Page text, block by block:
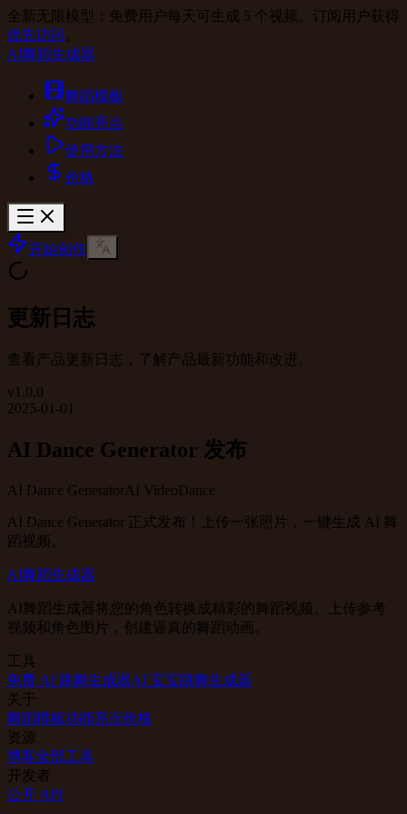
全新无限模型：免费用户每天可生成 5 个视频。订阅用户获得
优先访问
AI舞蹈生成器
舞蹈模板
功能亮点
使用方法
价格
开始创作
更新日志
查看产品更新日志，了解产品最新功能和改进。
v 1.0.0
2025-01-01
AI Dance Generator 发布
AI Dance GeneratorAI VideoDance
AI Dance Generator 正式发布！上传一张照片，一键生成 AI 舞
蹈视频。
AI舞蹈生成器
AI舞蹈生成器将您的角色转换成精彩的舞蹈视频。上传参考
视频和角色图片，创建逼真的舞蹈动画。
工具
免费 AI 跳舞生成器AI 宝宝跳舞生成器
关于
舞蹈模板功能亮点价格
资源
博客全部工具
开发者
公开 API